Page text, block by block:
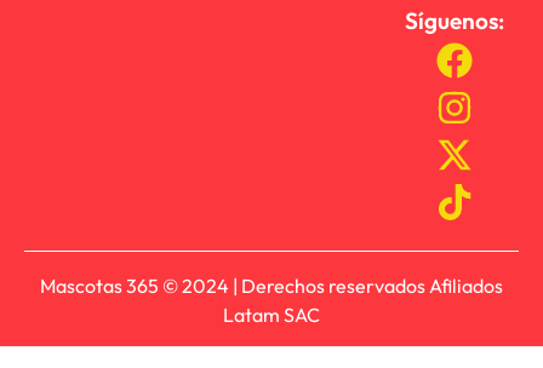
Síguenos:
Mascotas 365 © 2024 | Derechos reservados Afiliados
Latam SAC